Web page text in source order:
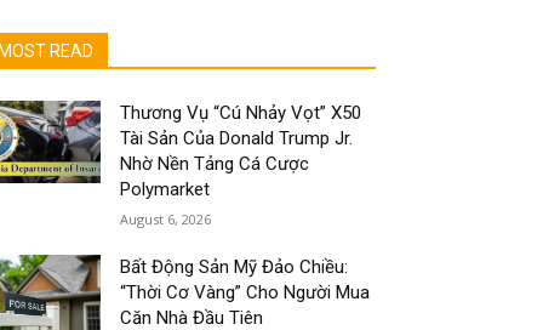
MOST READ
Thương Vụ “Cú Nhảy Vọt” X50
Tài Sản Của Donald Trump Jr.
Nhờ Nền Tảng Cá Cược
Polymarket
August 6, 2026
Bất Động Sản Mỹ Đảo Chiều:
“Thời Cơ Vàng” Cho Người Mua
Căn Nhà Đầu Tiên